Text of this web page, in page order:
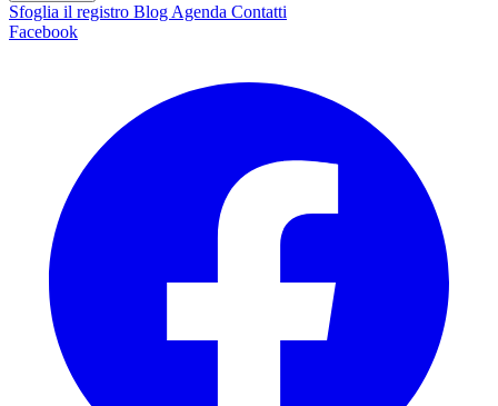
Sfoglia il registro Blog Agenda Contatti
Facebook